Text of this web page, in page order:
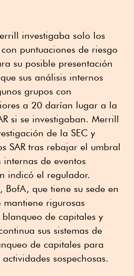
investigaba solo los
puntuaciones de riesgo
su posible presentación
⁠sus análisis internos
grupos con
a 20 darían ⁠lugar a la
si se investigaban. Merrill
de la SEC y
SAR tras rebajar el umbral
de eventos
indicó el regulador.
BofA, que tiene su sede en
rigurosas
de capitales y
sus sistemas de
de capitales para
sospechosas.